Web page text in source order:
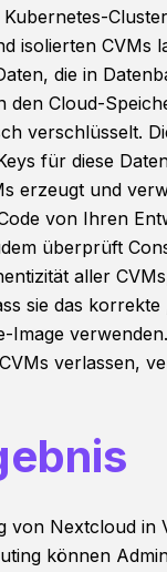
isolierten CVMs
die in
den Cloud-
verschlüsselt.
für diese
erzeugt und
von Ihren
überprüft
aller
sie das korrekte
Image
verlassen,
von Nextcloud in
können